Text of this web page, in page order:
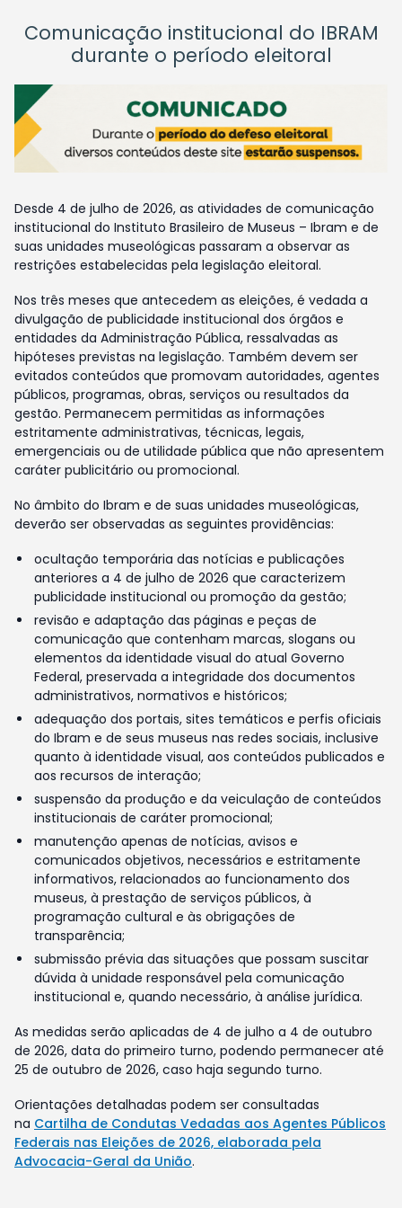
Comunicação institucional do IBRAM
durante o período eleitoral
Desde 4 de julho de 2026, as atividades de comunicação
institucional do Instituto Brasileiro de Museus – Ibram e de
suas unidades museológicas passaram a observar as
restrições estabelecidas pela legislação eleitoral.
Nos três meses que antecedem as eleições, é vedada a
divulgação de publicidade institucional dos órgãos e
entidades da Administração Pública, ressalvadas as
hipóteses previstas na legislação. Também devem ser
evitados conteúdos que promovam autoridades, agentes
públicos, programas, obras, serviços ou resultados da
gestão. Permanecem permitidas as informações
estritamente administrativas, técnicas, legais,
emergenciais ou de utilidade pública que não apresentem
caráter publicitário ou promocional.
No âmbito do Ibram e de suas unidades museológicas,
deverão ser observadas as seguintes providências:
ocultação temporária das notícias e publicações
anteriores a 4 de julho de 2026 que caracterizem
publicidade institucional ou promoção da gestão;
revisão e adaptação das páginas e peças de
comunicação que contenham marcas, slogans ou
elementos da identidade visual do atual Governo
Federal, preservada a integridade dos documentos
administrativos, normativos e históricos;
adequação dos portais, sites temáticos e perfis oficiais
do Ibram e de seus museus nas redes sociais, inclusive
quanto à identidade visual, aos conteúdos publicados e
aos recursos de interação;
suspensão da produção e da veiculação de conteúdos
institucionais de caráter promocional;
manutenção apenas de notícias, avisos e
comunicados objetivos, necessários e estritamente
informativos, relacionados ao funcionamento dos
museus, à prestação de serviços públicos, à
programação cultural e às obrigações de
transparência;
submissão prévia das situações que possam suscitar
dúvida à unidade responsável pela comunicação
institucional e, quando necessário, à análise jurídica.
As medidas serão aplicadas de 4 de julho a 4 de outubro
de 2026, data do primeiro turno, podendo permanecer até
25 de outubro de 2026, caso haja segundo turno.
Orientações detalhadas podem ser consultadas
na Cartilha de Condutas Vedadas aos Agentes Públicos
Federais nas Eleições de 2026, elaborada pela
Advocacia-Geral da União.